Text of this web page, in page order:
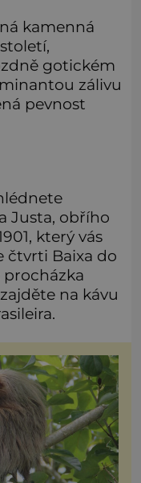
kamenná
gotickém
zálivu
pevnost
Justa, obřího
který vás
čtvrti Baixa do
procházka
na kávu